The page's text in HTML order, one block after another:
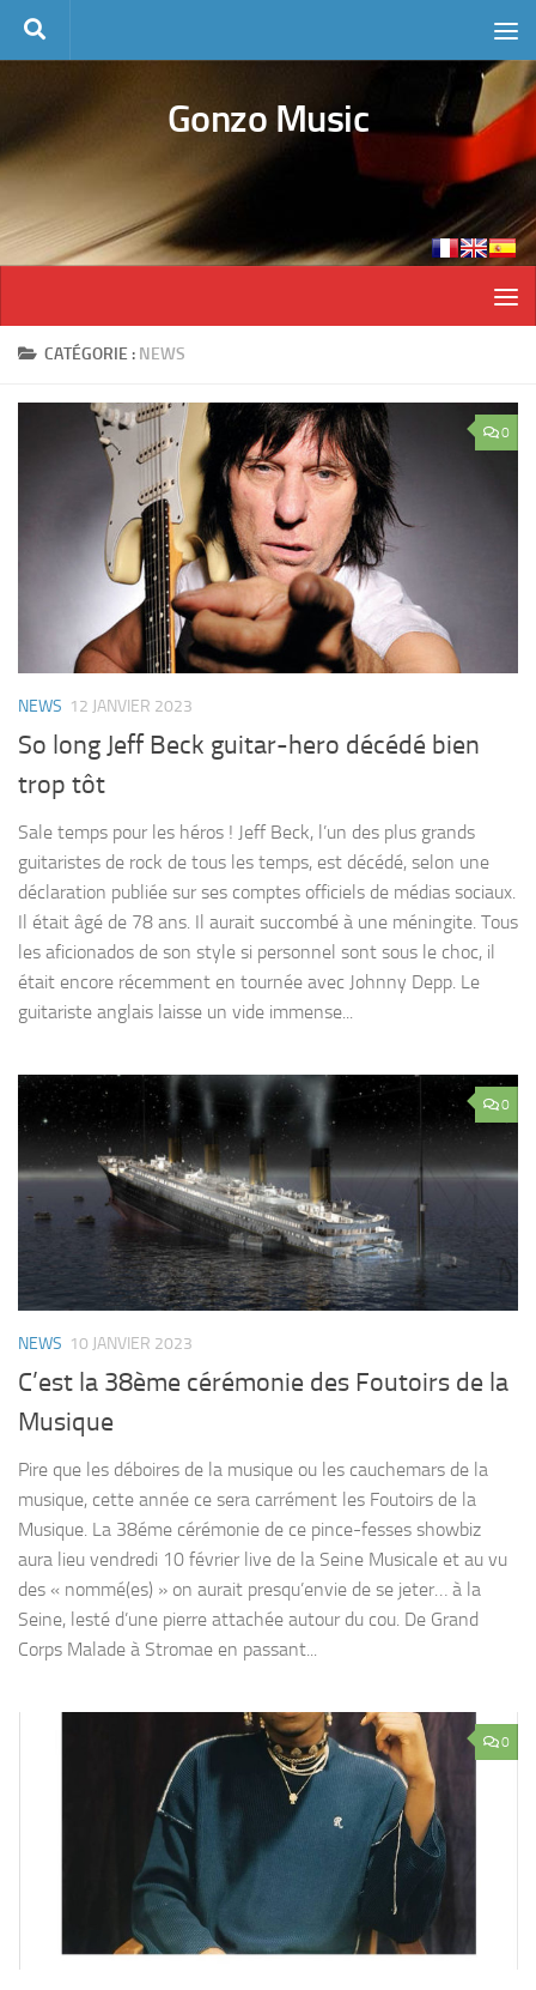
Skip to content
Gonzo Music
CATÉGORIE : NEWS
0
NEWS 12 JANVIER 2023
So long Jeff Beck guitar-hero décédé bien
trop tôt
Sale temps pour les héros ! Jeff Beck, l’un des plus grands
guitaristes de rock de tous les temps, est décédé, selon une
déclaration publiée sur ses comptes officiels de médias sociaux.
Il était âgé de 78 ans. Il aurait succombé à une méningite. Tous
les aficionados de son style si personnel sont sous le choc, il
était encore récemment en tournée avec Johnny Depp. Le
guitariste anglais laisse un vide immense...
0
NEWS 10 JANVIER 2023
C’est la 38ème cérémonie des Foutoirs de la
Musique
Pire que les déboires de la musique ou les cauchemars de la
musique, cette année ce sera carrément les Foutoirs de la
Musique. La 38éme cérémonie de ce pince-fesses showbiz
aura lieu vendredi 10 février live de la Seine Musicale et au vu
des « nommé(es) » on aurait presqu’envie de se jeter… à la
Seine, lesté d’une pierre attachée autour du cou. De Grand
Corps Malade à Stromae en passant...
0